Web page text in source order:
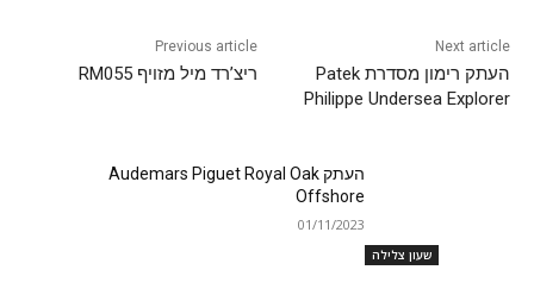
Previous article
ריצ’רד מיל מזויף RM055
Next article
העתק רימון מסדרת Patek
Philippe Undersea Explorer
שעון צלילה
העתק Audemars Piguet Royal Oak
Offshore
01/11/2023